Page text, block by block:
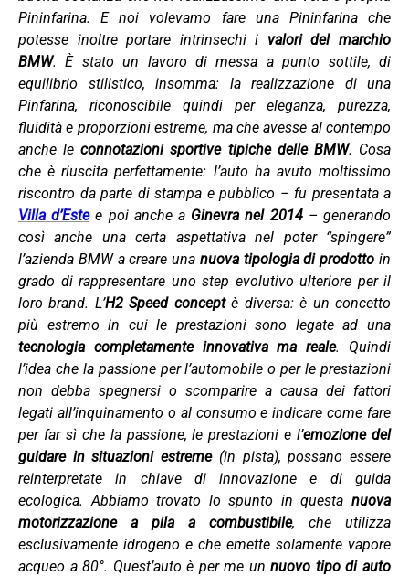
Pininfarina. E noi volevamo fare una Pininfarina che
potesse inoltre portare intrinsechi i valori del marchio
BMW. È stato un lavoro di messa a punto sottile, di
equilibrio stilistico, insomma: la realizzazione di una
Pinfarina, riconoscibile quindi per eleganza, purezza,
fluidità e proporzioni estreme, ma che avesse al contempo
anche leconnotazioni sportive tipiche delle BMW. Cosa
che è riuscita perfettamente: l’auto ha avuto moltissimo
riscontro da parte di stampa e pubblico – fu presentata a
Villa d’Estee poi anche a Ginevra nel 2014– generando
così anche una certa aspettativa nel poter “spingere”
l’azienda BMW a creare una nuova tipologia di prodotto in
grado di rappresentare uno step evolutivo ulteriore per il
loro brand. L’H2 Speed conceptè diversa: è un concetto
più estremo in cui le prestazioni sono legate ad una
tecnologia completamente innovativa ma reale. Quindi
l’idea che la passione per l’automobile o per le prestazioni
non debba spegnersi o scomparire a causa dei fattori
legati all’inquinamento o al consumo e indicare come fare
per far sì che la passione, le prestazioni e l’emozione del
guidare in situazioni estreme(in pista), possano essere
reinterpretate in chiave di innovazione e di guida
ecologica. Abbiamo trovato lo spunto in questa nuova
motorizzazione a pila a combustibile, che utilizza
esclusivamente idrogeno e che emette solamente vapore
acqueo a 80°. Quest’auto è per me unnuovo tipo di auto